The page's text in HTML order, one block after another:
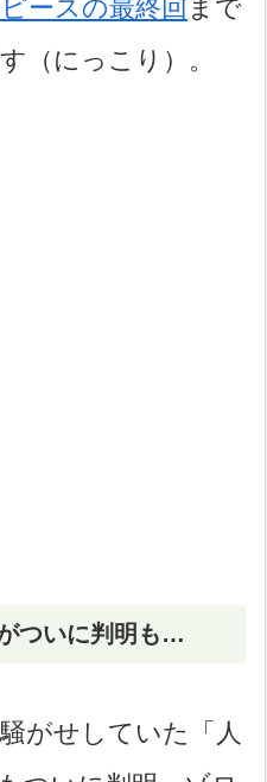
ースの最終回 まで
（にっこり）。
ついに判明も…
がせしていた「人